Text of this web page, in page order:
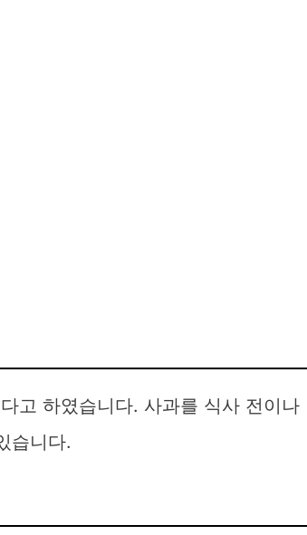
고 하였습니다. 사과를 식사 전이나
습니다.